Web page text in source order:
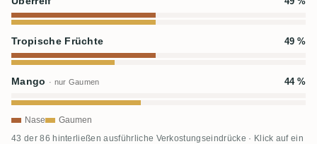
Tropische Früchte 49 %
Mango · nur Gaumen 44 %
Nase Gaumen
43 der 86 hinterließen ausführliche Verkostungseindrücke · Klick auf ein